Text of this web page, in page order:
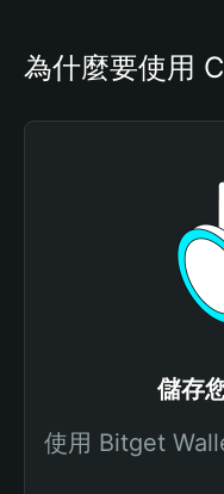
為什麼要使用
儲存
使用 Bitget